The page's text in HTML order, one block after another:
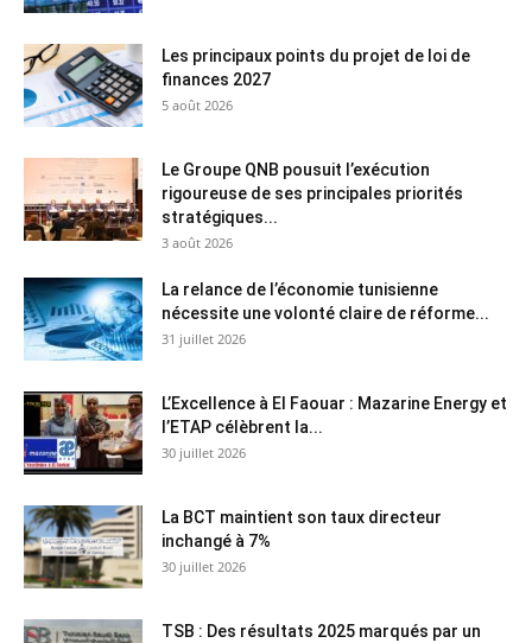
Les principaux points du projet de loi de
finances 2027
5 août 2026
Le Groupe QNB pousuit l’exécution
rigoureuse de ses principales priorités
stratégiques...
3 août 2026
La relance de l’économie tunisienne
nécessite une volonté claire de réforme...
31 juillet 2026
L’Excellence à El Faouar : Mazarine Energy et
l’ETAP célèbrent la...
30 juillet 2026
La BCT maintient son taux directeur
inchangé à 7%
30 juillet 2026
TSB : Des résultats 2025 marqués par un